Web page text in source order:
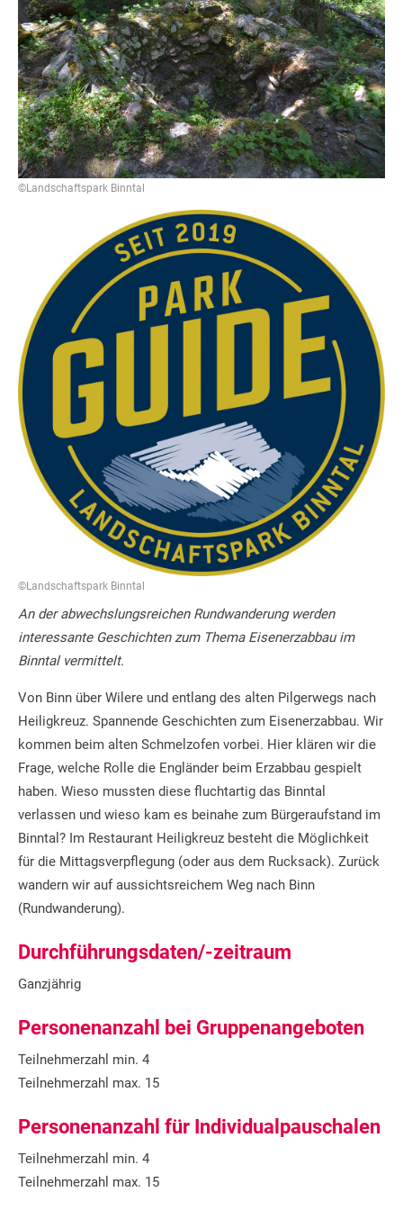
©Landschaftspark Binntal
©Landschaftspark Binntal
An der abwechslungsreichen Rundwanderung werden
interessante Geschichten zum Thema Eisenerzabbau im
Binntal vermittelt.
Von Binn über Wilere und entlang des alten Pilgerwegs nach
Heiligkreuz. Spannende Geschichten zum Eisenerzabbau. Wir
kommen beim alten Schmelzofen vorbei. Hier klären wir die
Frage, welche Rolle die Engländer beim Erzabbau gespielt
haben. Wieso mussten diese fluchtartig das Binntal
verlassen und wieso kam es beinahe zum Bürgeraufstand im
Binntal? Im Restaurant Heiligkreuz besteht die Möglichkeit
für die Mittagsverpflegung (oder aus dem Rucksack). Zurück
wandern wir auf aussichtsreichem Weg nach Binn
(Rundwanderung).
Durchführungsdaten/-zeitraum
Ganzjährig
Personenanzahl bei Gruppenangeboten
Teilnehmerzahl min. 4
Teilnehmerzahl max. 15
Personenanzahl für Individualpauschalen
Teilnehmerzahl min. 4
Teilnehmerzahl max. 15